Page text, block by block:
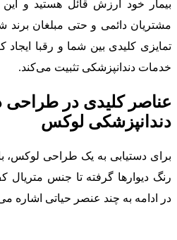
بیمار خود ارزش قائل هستید و
مشتریان دائمی و حتی مبلغان برند
تمایزی کلیدی بین شما و رقبا ایجاد
خدمات دندانپزشکی تثبیت می‌کند.
عناصر کلیدی در
دندانپزشکی لوکس
برای دستیابی به یک طراحی لوکس،
رنگ دیوارها گرفته تا جنس
در ادامه به چند عنصر حیاتی اشاره